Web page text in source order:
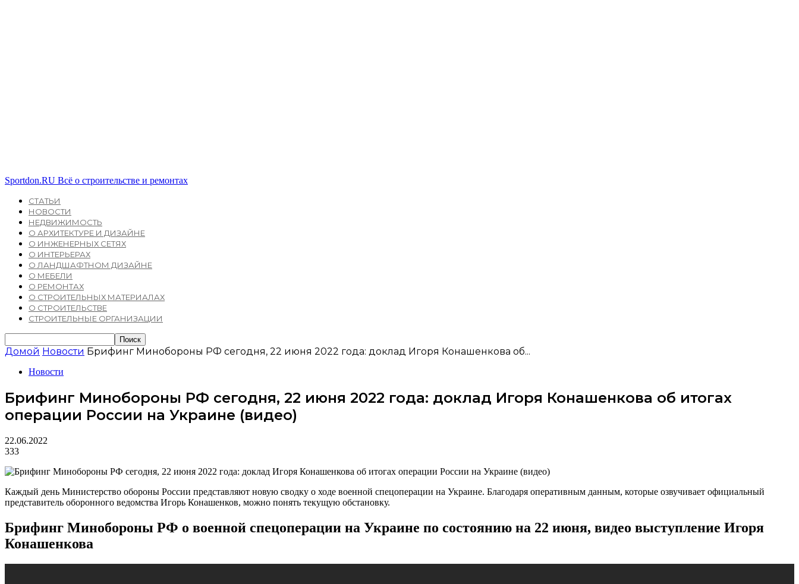
Sportdon.RU Всё о строительстве и ремонтах
СТАТЬИ
НОВОСТИ
НЕДВИЖИМОСТЬ
О АРХИТЕКТУРЕ И ДИЗАЙНЕ
О ИНЖЕНЕРНЫХ СЕТЯХ
О ИНТЕРЬЕРАХ
О ЛАНДШАФТНОМ ДИЗАЙНЕ
О МЕБЕЛИ
О РЕМОНТАХ
О СТРОИТЕЛЬНЫХ МАТЕРИАЛАХ
О СТРОИТЕЛЬСТВЕ
СТРОИТЕЛЬНЫЕ ОРГАНИЗАЦИИ
Домой Новости Брифинг Минобороны РФ сегодня, 22 июня 2022 года: доклад Игоря Конашенкова об...
Новости
Брифинг Минобороны РФ сегодня, 22 июня 2022 года: доклад Игоря Конашенкова об итогах
операции России на Украине (видео)
22.06.2022
333
Каждый день Министерство обороны России представляют новую сводку о ходе военной спецоперации на Украине. Благодаря оперативным данным, которые озвучивает официальный
представитель оборонного ведомства Игорь Конашенков, можно понять текущую обстановку.
Брифинг Минобороны РФ о военной спецоперации на Украине по состоянию на 22 июня, видео выступление Игоря
Конашенкова